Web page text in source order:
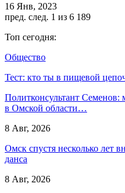
16 Янв, 2023
пред. след. 1 из 6 189
Топ сегодня:
Общество
Тест: кто ты в пищевой
Политконсультант Семенов:
в Омской области…
8 Авг, 2026
Омск спустя несколько лет
данса
8 Авг, 2026